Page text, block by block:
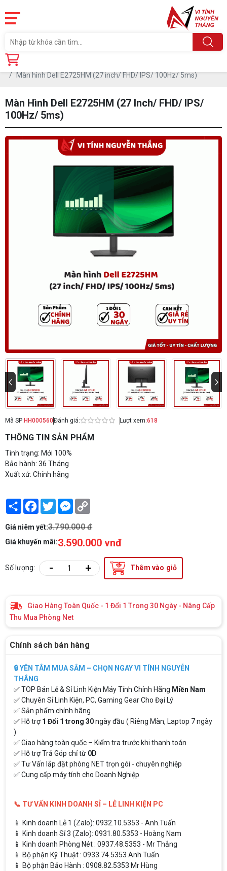
Trang chủ
Màn hình Dell E2725HM (27 inch/ FHD/ IPS/ 100Hz/ 5ms)
Màn Hình Dell E2725HM (27 Inch/ FHD/ IPS/
100Hz/ 5ms)
Mã SP: HH000560Đánh giá: Lượt xem:618
THÔNG TIN SẢN PHẨM
Tinh trạng: Mới 100%
Bảo hành: 36 Tháng
Xuất xứ: Chính hãng
Share Facebook
TwitterMessenger
Giá niêm yết:3.790.000 đ
Giá khuyến mãi:3.590.000 vnđ
Số lượng: - + Thêm vào giỏ
Giao Hàng Toàn Quốc - 1 Đổi 1 Trong 30 Ngày - Nâng Cấp
Thu Mua Phòng Net
Chính sách bán hàng
🔒 YÊN TÂM MUA SẮM – CHỌN NGAY VI TÍNH NGUYỄN
THẮNG
✅ TOP Bán Lẻ & Sỉ Linh Kiện Máy Tính Chính Hãng Miền Nam
✅ Chuyên Sỉ Linh Kiện, PC, Gaming Gear Cho Đại Lý
✅ Sản phẩm chính hãng
✅ Hỗ trợ1 Đổi 1 trong 30ngày đầu ( Riêng Màn, Laptop 7 ngày
)
✅ Giao hàng toàn quốc – Kiểm tra trước khi thanh toán
✅ Hỗ trợ Trả Góp chỉ từ 0D
✅ Tư Vấn lắp đặt phòng NET trọn gói - chuyên nghiệp
✅ Cung cấp máy tính cho Doanh Nghiệp
📞 TƯ VẤN KINH DOANH SỈ – LẺ LINH KIỆN PC
📱 Kinh doanh Lẻ 1 (Zalo): 0932.10.5353 - Anh.Tuấn
📱 Kinh doanh Sỉ 3 (Zalo): 0931.80.5353 - Hoàng Nam
📱 Kinh doanh Phòng Nét : 0937.48.5353 - Mr Thắng
📱 Bộ phận Kỹ Thuật : 0933.74.5353 Anh Tuấn
📱 Bộ phận Bảo Hành : 0908.82.5353 Mr Hùng